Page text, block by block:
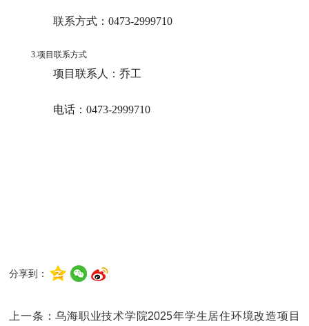
联系方式：0473-2999710
3.项目联系方式
项目联系人：乔工
电话：0473-2999710
分享到：
上一条：乌海职业技术学院2025年学生居住环境改造项目